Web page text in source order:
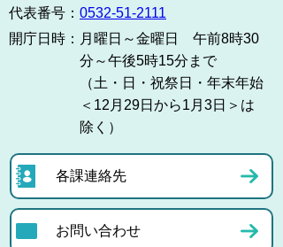
代表番号： 0532-51-2111
開庁日時： 月曜日～金曜日 午前8時30
分～午後5時15分まで
（土・日・祝祭日・年末年始
＜12月29日から1月3日＞は
除く）
各課連絡先
お問い合わせ